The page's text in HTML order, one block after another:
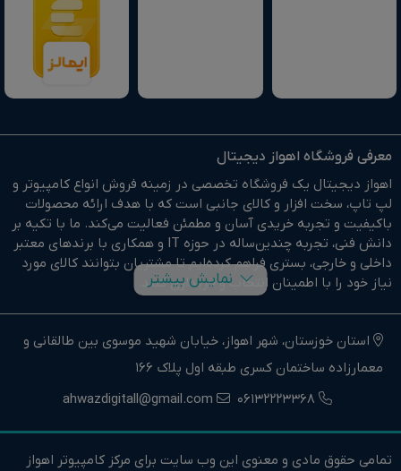
معرفی فروشگاه اهواز دیجیتال
اهواز دیجیتال یک فروشگاه تخصصی در زمینه فروش انواع کامپیوتر و
لپ تاپ، سخت افزار و کالای جانبی است که با هدف ارائه محصولات
باکیفیت و تجربه خریدی آسان و مطمئن فعالیت می‌کند. ما با تکیه بر
دانش فنی، تجربه چندین‌ساله در حوزه IT و همکاری با برندهای معتبر
داخلی و خارجی، بستری فراهم کرده‌ایم تا مشتریان بتوانند کالای مورد
نیاز خود را با اطمینان انتخاب و خریداری کنند.
در وبسایت اهواز دیجیتال براحتی خرید آنلاین انجام دهید و در
کوتاهترین زمان ممکن کالای خود را تحویل بگیرید.
ما وارد کننده مستقیم انواع کامپیوتر،لپ تاپ و سخت افزار استوک و
اوپن باکس در جنوب غرب کشور هستیم.
خوزستان و جنوب غرب کشور است.
نمایش بیشتر
استان خوزستان، شهر اهواز، خیابان شهید موسوی بین طالقانی و
معمارزاده ساختمان کسری طبقه اول پلاک 166
06132223368
ahwazdigitall@gmail.com
تمامی حقوق مادی و معنوی این وب سایت برای مرکز کامپیوتر اهواز